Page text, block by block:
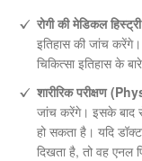
रोगी की मेडिकल
इतिहास की जांच करेंगे।
चिकित्सा इतिहास के
शारीरिक परीक्षण
जांच करेंगे। इसके बाद
हो सकता है। यदि
दिखता है, तो वह एनल